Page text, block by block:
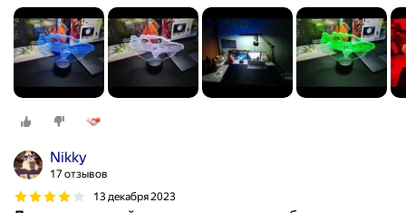
Nikky
17 отзывов
13 декабря 2023